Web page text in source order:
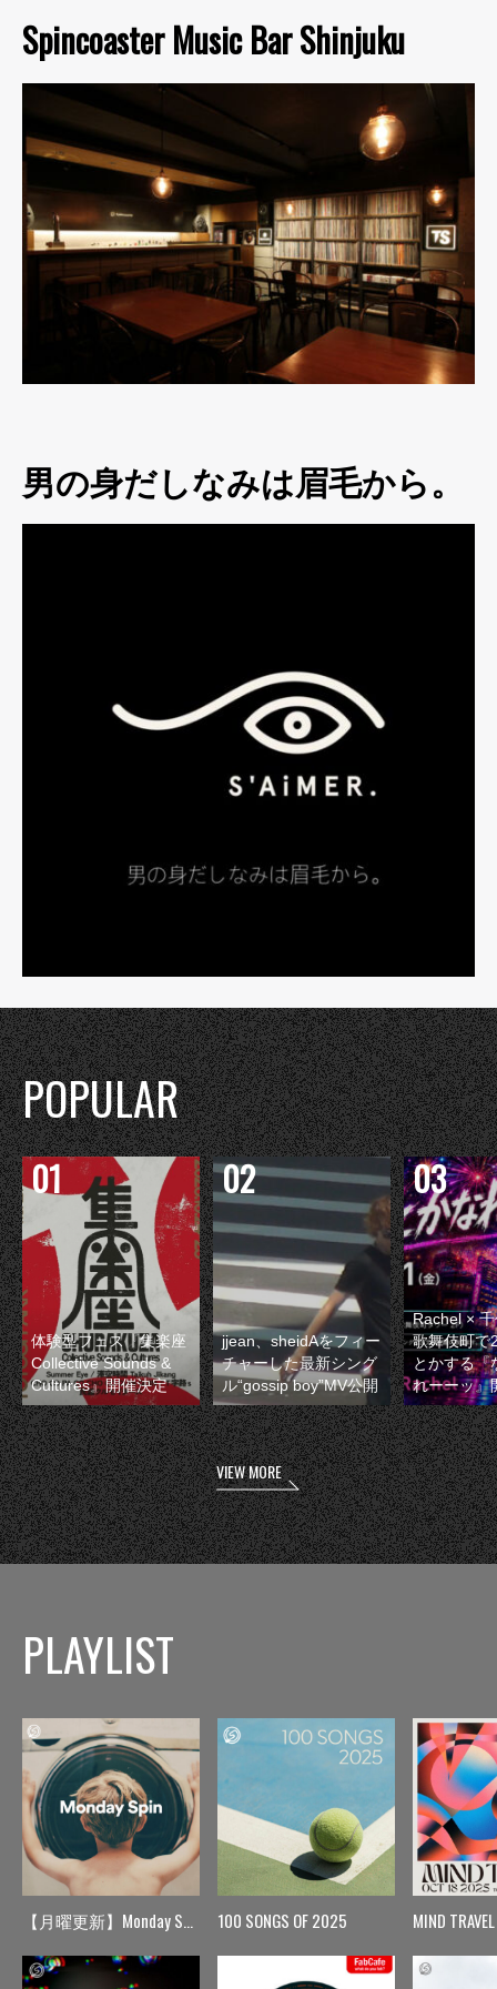
Spincoaster Music Bar Shinjuku
男の身だしなみは眉毛から。
POPULAR
体験型フェス『集楽座
Collective Sounds &
Cultures』開催決定
jjean、sheidAをフィー
チャーした最新シング
ル“gossip boy”MV公開
Rachel ×
歌舞伎町で
とかする『
れーーッ』
VIEW MORE
PLAYLIST
【月曜更新】Monday Spin 100 SONGS OF 2025 MIND TRAVEL